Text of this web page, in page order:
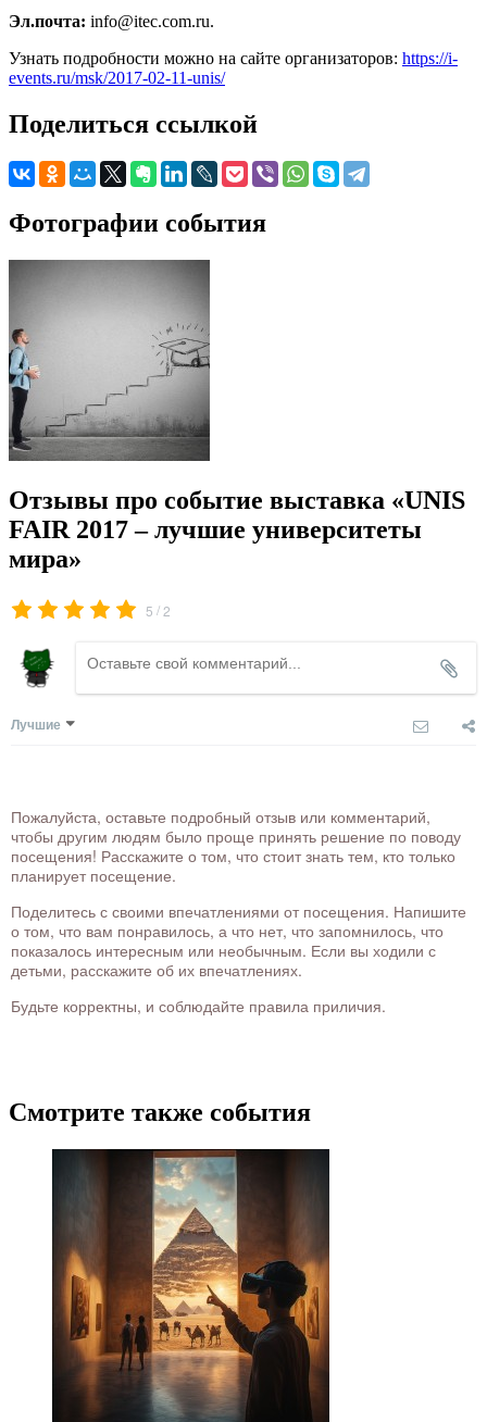
Эл.почта: info@itec.com.ru.
Узнать подробности можно на сайте организаторов: https://i-
events.ru/msk/2017-02-11-unis/
Поделиться ссылкой
Фотографии события
Отзывы про событие выставка «UNIS
FAIR 2017 – лучшие университеты
мира»
5 /2
Лучшие
Пожалуйста, оставьте подробный отзыв или комментарий,
чтобы другим людям было проще принять решение по поводу
посещения! Расскажите о том, что стоит знать тем, кто только
планирует посещение.
Поделитесь с своими впечатлениями от посещения. Напишите
о том, что вам понравилось, а что нет, что запомнилось, что
показалось интересным или необычным. Если вы ходили с
детьми, расскажите об их впечатлениях.
Будьте корректны, и соблюдайте правила приличия.
Смотрите также события